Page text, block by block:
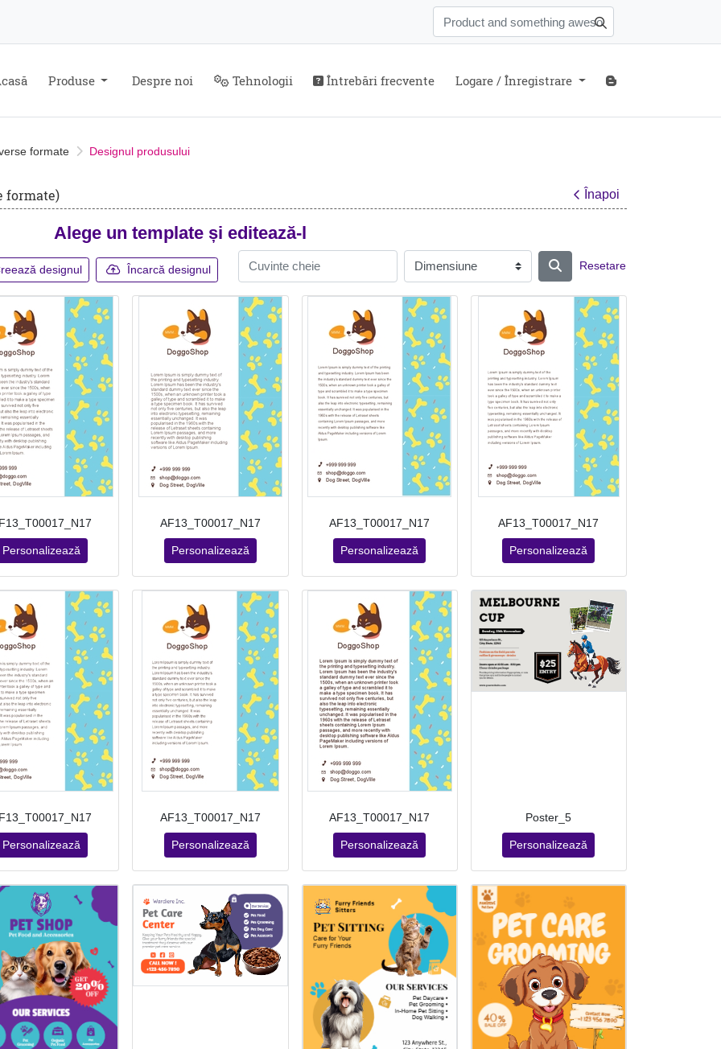
Produse Despre noi
Despre noi Tehnologii
Tehnologii Întrebări frecvente
Întrebări frecvente Logare / Înregistrare Blog
formate Designul produsului
formate) Înapoi
Alege un template și editează-l
designul Încarcă designul Resetare
Personalizează
AF13_T00017_N17
Personalizează
AF13_T00017_N17
Personalizează
AF13_T00017_N17
Personalizează
Personalizează
AF13_T00017_N17
Personalizează
AF13_T00017_N17
Personalizează
Poster_5
Personalizează